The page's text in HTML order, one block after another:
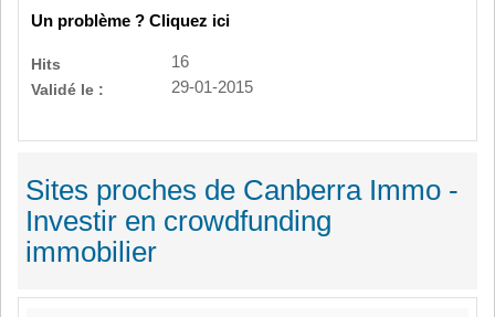
Un problème ? Cliquez ici
Hits
16
Validé le :
29-01-2015
Sites proches de Canberra Immo -
Investir en crowdfunding
immobilier